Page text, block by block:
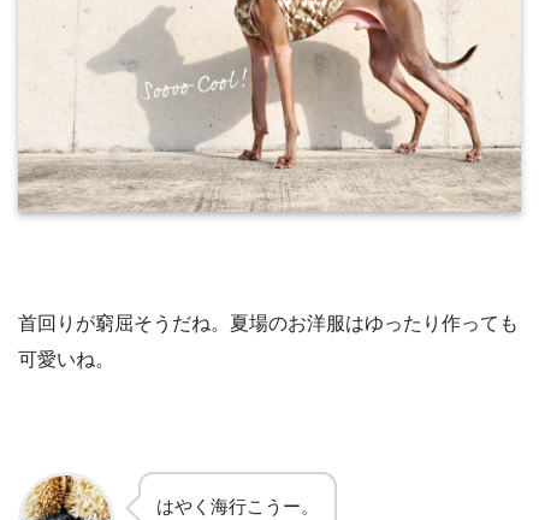
首回りが窮屈そうだね。夏場のお洋服はゆったり作っても
可愛いね。
はやく海行こうー。